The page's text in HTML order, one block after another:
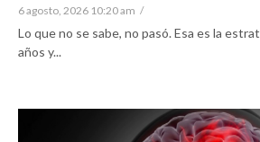
6 agosto, 2026 10:20 am /
Lo que no se sabe, no pasó. Esa es la
años y...